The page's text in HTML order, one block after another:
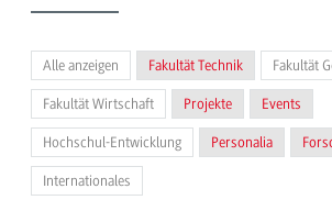
Alle anzeigen Fakultät Technik Fakultät
Fakultät Wirtschaft Projekte Events
Hochschul-Entwicklung Personalia
Internationales